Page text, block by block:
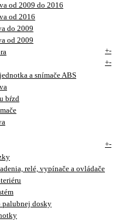
od 2009 do 2016
od 2016
do 2009
od 2009
+-
+-
a snímače ABS
bŕzd
+-
relé, vypínače a ovládače
palubnej dosky